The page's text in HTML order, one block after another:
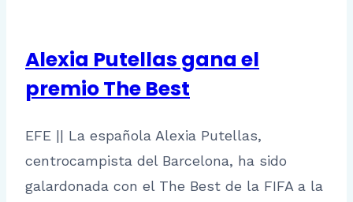
Alexia Putellas gana el
premio The Best
EFE || La española Alexia Putellas,
centrocampista del Barcelona, ha sido
galardonada con el The Best de la FIFA a la